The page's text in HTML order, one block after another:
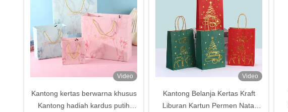
Video
Kantong kertas berwarna khusus
Kantong hadiah kardus putih
Video
Kantong Belanja Kertas Kraft
Liburan Kartun Permen Natal